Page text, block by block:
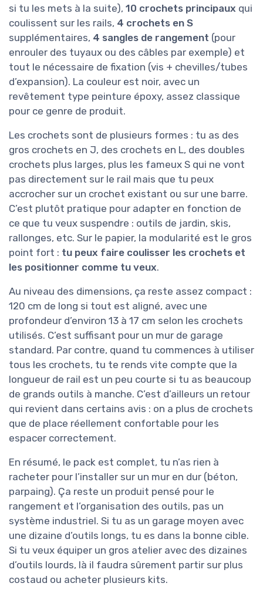
si tu les mets à la suite), 10 crochets principaux qui
coulissent sur les rails, 4 crochets en S
supplémentaires, 4 sangles de rangement (pour
enrouler des tuyaux ou des câbles par exemple) et
tout le nécessaire de fixation (vis + chevilles/tubes
d’expansion). La couleur est noir, avec un
revêtement type peinture époxy, assez classique
pour ce genre de produit.
Les crochets sont de plusieurs formes : tu as des
gros crochets en J, des crochets en L, des doubles
crochets plus larges, plus les fameux S qui ne vont
pas directement sur le rail mais que tu peux
accrocher sur un crochet existant ou sur une barre.
C’est plutôt pratique pour adapter en fonction de
ce que tu veux suspendre : outils de jardin, skis,
rallonges, etc. Sur le papier, la modularité est le gros
point fort : tu peux faire coulisser les crochets et
les positionner comme tu veux.
Au niveau des dimensions, ça reste assez compact :
120 cm de long si tout est aligné, avec une
profondeur d’environ 13 à 17 cm selon les crochets
utilisés. C’est suffisant pour un mur de garage
standard. Par contre, quand tu commences à utiliser
tous les crochets, tu te rends vite compte que la
longueur de rail est un peu courte si tu as beaucoup
de grands outils à manche. C’est d’ailleurs un retour
qui revient dans certains avis : on a plus de crochets
que de place réellement confortable pour les
espacer correctement.
En résumé, le pack est complet, tu n’as rien à
racheter pour l’installer sur un mur en dur (béton,
parpaing). Ça reste un produit pensé pour le
rangement et l’organisation des outils, pas un
système industriel. Si tu as un garage moyen avec
une dizaine d’outils longs, tu es dans la bonne cible.
Si tu veux équiper un gros atelier avec des dizaines
d’outils lourds, là il faudra sûrement partir sur plus
costaud ou acheter plusieurs kits.